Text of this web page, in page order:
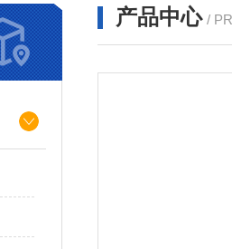
产品中心 /